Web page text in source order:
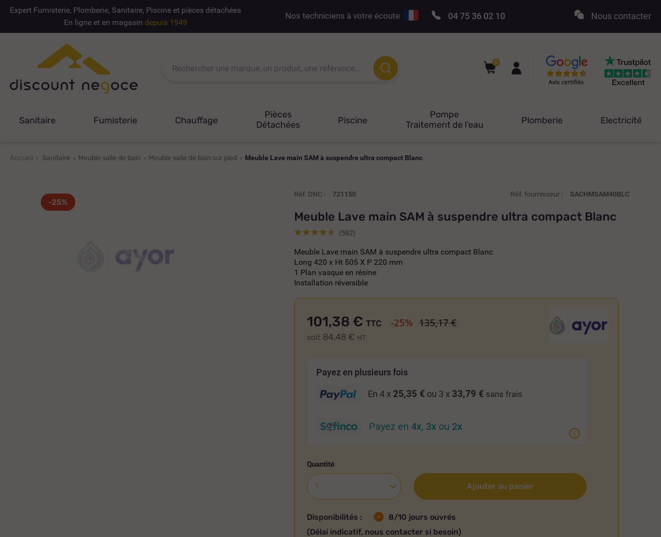
Expert Fumisterie, Plomberie, Sanitaire, Piscine et pièces détachées
En ligne et en magasin depuis 1949
Nos techniciens à votre écoute 04 75 36 02 10 Nous contacter
0
Sanitaire Fumisterie Chauffage
Pièces
Détachées
Piscine
Pompe
Traitement de l'eau
Plomberie Electricité
Accueil Sanitaire Meuble salle de bain Meuble salle de bain sur pied Meuble Lave main SAM à suspendre ultra compact Blanc
-25%
Réf. DNC : 721150 Réf. fournisseur : SACHMSAM40BLC
Meuble Lave main SAM à suspendre ultra compact Blanc
(582)
Meuble Lave main SAM à suspendre ultra compact Blanc
Long 420 x Ht 505 X P 220 mm
1 Plan vasque en résine
Installation réversible
101,38 €
soit 84,48 € HT
TTC -25% 135,17 €
Payez en plusieurs fois
En 4 x 25,35 € ou 3 x 33,79 € sans frais
Payez en4x, 3x ou 2x
Quantité
Ajouter au panier
Disponibilités :
8/10 jours ouvrés
(Délai indicatif, nous contacter si besoin)